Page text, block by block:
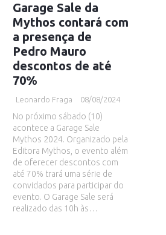
Garage Sale da
Mythos contará com
a presença de
Pedro Mauro
descontos de até
70%
Leonardo Fraga 08/08/2024
No próximo sábado (10)
acontece a Garage Sale
Mythos 2024. Organizado pela
Editora Mythos, o evento além
de oferecer descontos com
até 70% trará uma série de
convidados para participar do
evento. O Garage Sale será
realizado das 10h às…